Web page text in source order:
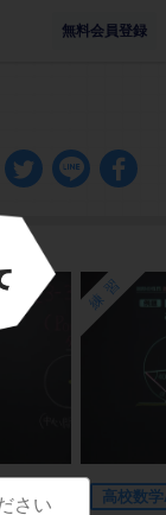
無料会員登録
練習
高校数